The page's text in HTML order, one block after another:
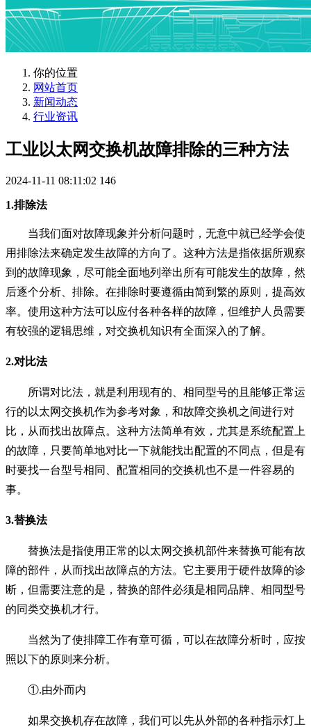
你的位置
网站首页
新闻动态
行业资讯
工业以太网交换机故障排除的三种方法
2024-11-11 08:11:02 146
1.排除法
当我们面对故障现象并分析问题时，无意中就已经学会使
用排除法来确定发生故障的方向了。这种方法是指依据所观察
到的故障现象，尽可能全面地列举出所有可能发生的故障，然
后逐个分析、排除。在排除时要遵循由简到繁的原则，提高效
率。使用这种方法可以应付各种各样的故障，但维护人员需要
有较强的逻辑思维 ，对交换机知识有全面深入的了解。
2.对比法
所谓对比法，就是利用现有的、相同型号的且能够正常运
行的以太网交换机作为参考对象，和故障交换机之间进行对
比，从而找出故障点。这种方法简单有效，尤其是系统配置上
的故障，只要简单地对比一下就能找出配置的不同点，但是有
时要找一台型号相同、配置相同的交换机也不是一件容易的
事。
3.替换法
替换法是指使用正常的以太网交换机部件来替换可能有故
障的部件，从而找出故障点的方法。它主要用于硬件故障的诊
断，但需要注意的是，替换的部件必须是相同品牌、相同型号
的同类交换机才行。
当然为了使排障工作有章可循，可以在故障分析时，应按
照以下的原则来分析。
①.由外而内
如果交换机存在故障，我们可以先从外部的各种指示灯 上